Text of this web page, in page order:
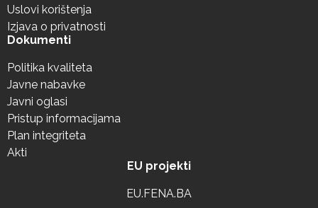
Uslovi korištenja
Izjava o privatnosti
Dokumenti
Politika kvaliteta
Javne nabavke
Javni oglasi
Pristup informacijama
Plan integriteta
Akti
EU projekti
EU.FENA.BA